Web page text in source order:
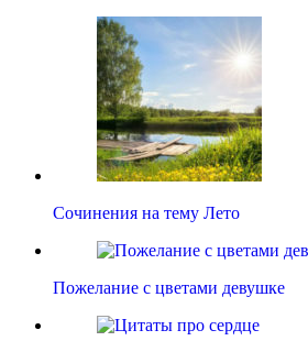
Сочинения на тему Лето
Пожелание с цветами девушке